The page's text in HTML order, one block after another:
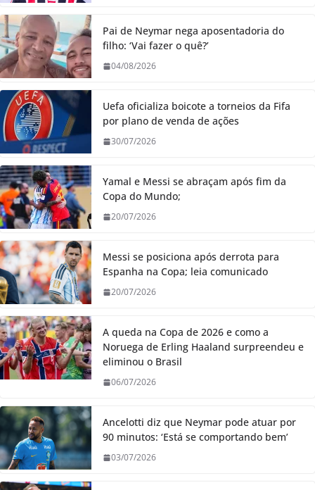
Pai de Neymar nega aposentadoria do
filho: ‘Vai fazer o quê?’
04/08/2026
Uefa oficializa boicote a torneios da Fifa
por plano de venda de ações
30/07/2026
Yamal e Messi se abraçam após fim da
Copa do Mundo;
20/07/2026
Messi se posiciona após derrota para
Espanha na Copa; leia comunicado
20/07/2026
A queda na Copa de 2026 e como a
Noruega de Erling Haaland surpreendeu e
eliminou o Brasil
06/07/2026
Ancelotti diz que Neymar pode atuar por
90 minutos: ‘Está se comportando bem’
03/07/2026